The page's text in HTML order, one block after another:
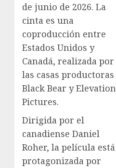
de junio de 2026. La
cinta es una
coproducción entre
Estados Unidos y
Canadá, realizada por
las casas productoras
Black Bear y Elevation
Pictures.
Dirigida por el
canadiense Daniel
Roher, la película está
protagonizada por